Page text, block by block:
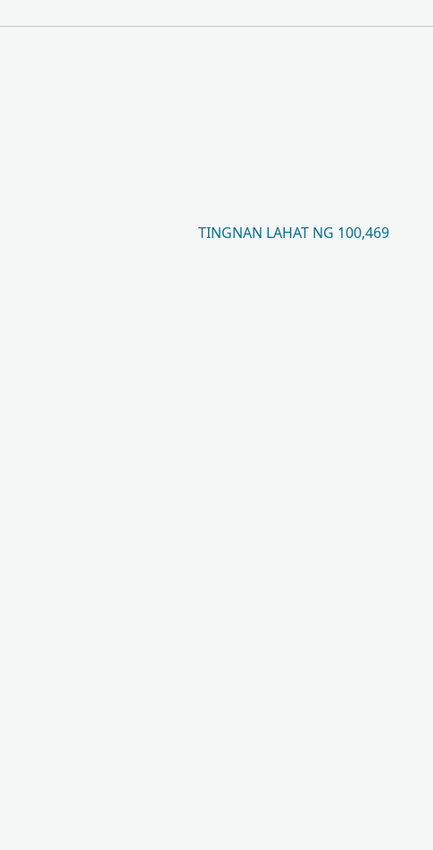
TINGNAN LAHAT NG 100,469